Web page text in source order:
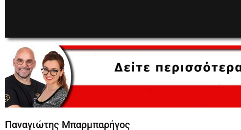
Παναγιώτης Μπαρμπαρήγος